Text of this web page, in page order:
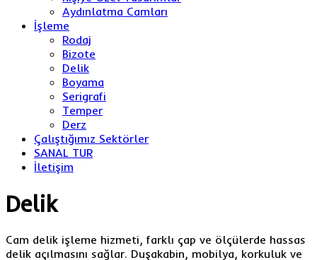
Aydınlatma Camları
İşleme
Rodaj
Bizote
Delik
Boyama
Serigrafi
Temper
Derz
Çalıştığımız Sektörler
SANAL TUR
İletişim
Delik
Cam delik işleme hizmeti, farklı çap ve ölçülerde hassas
delik açılmasını sağlar. Duşakabin, mobilya, korkuluk ve